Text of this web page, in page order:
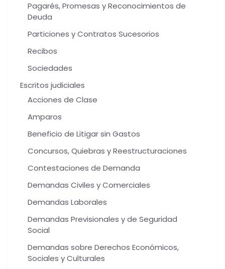
Pagarés, Promesas y Reconocimientos de
Deuda
Particiones y Contratos Sucesorios
Recibos
Sociedades
Escritos judiciales
Acciones de Clase
Amparos
Beneficio de Litigar sin Gastos
Concursos, Quiebras y Reestructuraciones
Contestaciones de Demanda
Demandas Civiles y Comerciales
Demandas Laborales
Demandas Previsionales y de Seguridad
Social
Demandas sobre Derechos Económicos,
Sociales y Culturales